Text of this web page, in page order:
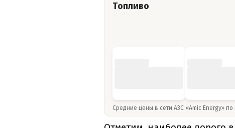
Топливо
Средние цены в сети АЗС «Amic Energy»